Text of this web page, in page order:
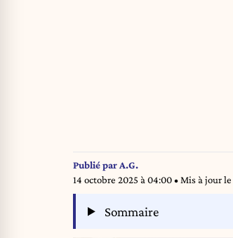
Publié parA.G.
14 octobre 2025 à 04:00• Mis à jour le
Sommaire